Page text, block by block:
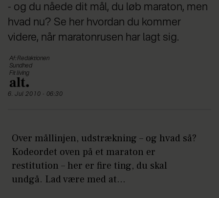
- og du nåede dit mål, du løb maraton, men
hvad nu? Se her hvordan du kommer
videre, når maratonrusen har lagt sig.
Af: Redaktionen
Sundhed
Fit living
6. Jul 2010 - 06:30
Over mållinjen, udstrækning – og hvad så?
Kodeordet oven på et maraton er
restitution – her er fire ting, du skal
undgå. Lad være med at...